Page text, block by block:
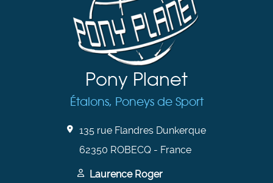
Pony Planet
Étalons, Poneys de Sport
135 rue Flandres Dunkerque
62350 ROBECQ - France
Laurence Roger